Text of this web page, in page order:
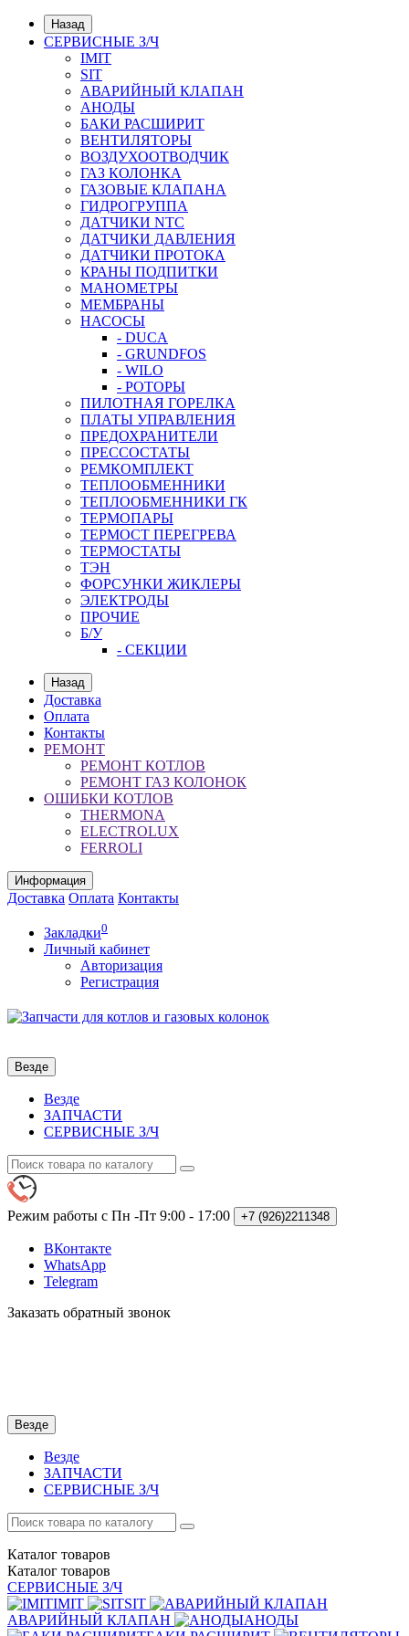
Назад
СЕРВИСНЫЕ З/Ч
IMIT
SIT
АВАРИЙНЫЙ КЛАПАН
АНОДЫ
БАКИ РАСШИРИТ
ВЕНТИЛЯТОРЫ
ВОЗДУХООТВОДЧИК
ГАЗ КОЛОНКА
ГАЗОВЫЕ КЛАПАНА
ГИДРОГРУППА
ДАТЧИКИ NTC
ДАТЧИКИ ДАВЛЕНИЯ
ДАТЧИКИ ПРОТОКА
КРАНЫ ПОДПИТКИ
МАНОМЕТРЫ
МЕМБРАНЫ
НАСОСЫ
- DUCA
- GRUNDFOS
- WILO
- РОТОРЫ
ПИЛОТНАЯ ГОРЕЛКА
ПЛАТЫ УПРАВЛЕНИЯ
ПРЕДОХРАНИТЕЛИ
ПРЕССОСТАТЫ
РЕМКОМПЛЕКТ
ТЕПЛООБМЕННИКИ
ТЕПЛООБМЕННИКИ ГК
ТЕРМОПАРЫ
ТЕРМОСТ ПЕРЕГРЕВА
ТЕРМОСТАТЫ
ТЭН
ФОРСУНКИ ЖИКЛЕРЫ
ЭЛЕКТРОДЫ
ПРОЧИЕ
Б/У
- СЕКЦИИ
Назад
Доставка
Оплата
Контакты
РЕМОНТ
РЕМОНТ КОТЛОВ
РЕМОНТ ГАЗ КОЛОНОК
ОШИБКИ КОТЛОВ
THERMONA
ELECTROLUX
FERROLI
Информация
Доставка Оплата Контакты
Закладки0
Личный кабинет
Авторизация
Регистрация
Везде
Везде
ЗАПЧАСТИ
СЕРВИСНЫЕ З/Ч
Режим работы с Пн -Пт 9:00 - 17:00 +7 (926)2211348
ВКонтакте
WhatsApp
Telegram
Заказать обратный звонок
Везде
Везде
ЗАПЧАСТИ
СЕРВИСНЫЕ З/Ч
Каталог товаров
Каталог товаров
СЕРВИСНЫЕ З/Ч
IMIT
SIT
АВАРИЙНЫЙ КЛАПАН
АНОДЫ